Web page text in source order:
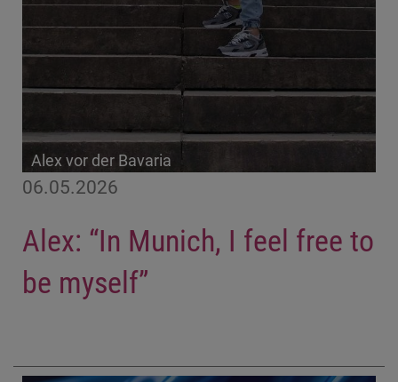
06.05.2026
Alex: “In Munich, I feel free to
be myself”
Alex vor der Bavaria